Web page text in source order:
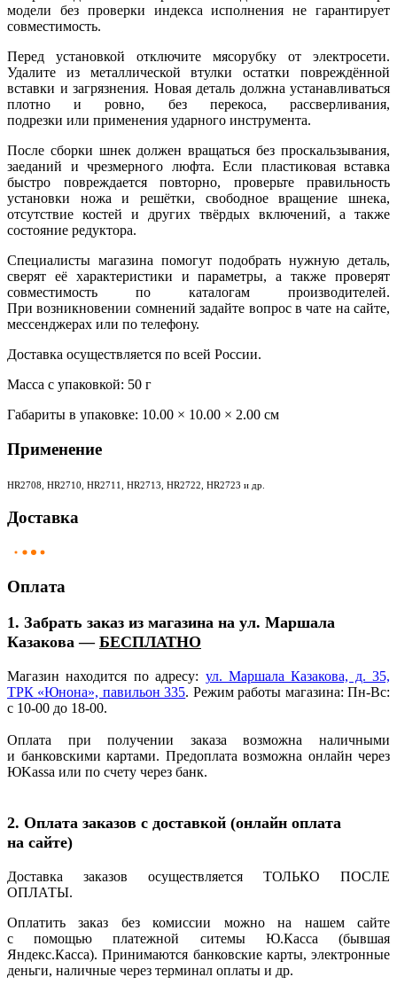
модели без проверки индекса исполнения не гарантирует
совместимость.
Перед установкой отключите мясорубку от электросети.
Удалите из металлической втулки остатки повреждённой
вставки и загрязнения. Новая деталь должна устанавливаться
плотно и ровно, без перекоса, рассверливания,
подрезки или применения ударного инструмента.
После сборки шнек должен вращаться без проскальзывания,
заеданий и чрезмерного люфта. Если пластиковая вставка
быстро повреждается повторно, проверьте правильность
установки ножа и решётки, свободное вращение шнека,
отсутствие костей и других твёрдых включений, а также
состояние редуктора.
Специалисты магазина помогут подобрать нужную деталь,
сверят её характеристики и параметры, а также проверят
совместимость по каталогам производителей.
При возникновении сомнений задайте вопрос в чате на сайте,
мессенджерах или по телефону.
Доставка осуществляется по всей России.
Масса с упаковкой: 50 г
Габариты в упаковке: 10.00 × 10.00 × 2.00 см
Применение
HR2708, HR2710, HR2711, HR2713, HR2722, HR2723 и др.
Доставка
Оплата
1. Забрать заказ из магазина на ул. Маршала
Казакова — БЕСПЛАТНО
Магазин находится по адресу: ул. Маршала Казакова, д. 35,
ТРК «Юнона», павильон 335. Режим работы магазина: Пн-Вс:
с 10-00 до 18-00.
Оплата при получении заказа возможна наличными
и банковскими картами. Предоплата возможна онлайн через
ЮKassa или по счету через банк.
2. Оплата заказов с доставкой (онлайн оплата
на сайте)
Доставка заказов осуществляется ТОЛЬКО ПОСЛЕ
ОПЛАТЫ.
Оплатить заказ без комиссии можно на нашем сайте
с помощью платежной ситемы Ю.Касса
(бывшая
Яндекс.Касса). Принимаются банковские карты, электронные
деньги, наличные через терминал оплаты и др.